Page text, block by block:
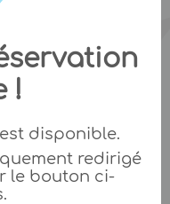
!
disponible.
redirigé
le bouton ci-